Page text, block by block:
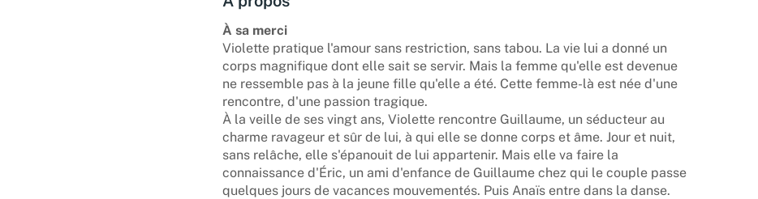
À sa merci
Violette pratique l'amour sans restriction, sans tabou. La vie lui a donné un
corps magnifique dont elle sait se servir. Mais la femme qu'elle est devenue
ne ressemble pas à la jeune fille qu'elle a été. Cette femme-là est née d'une
rencontre, d'une passion tragique.
À la veille de ses vingt ans, Violette rencontre Guillaume, un séducteur au
charme ravageur et sûr de lui, à qui elle se donne corps et âme. Jour et nuit,
sans relâche, elle s'épanouit de lui appartenir. Mais elle va faire la
connaissance d'Éric, un ami d'enfance de Guillaume chez qui le couple passe
quelques jours de vacances mouvementés. Puis Anaïs entre dans la danse.